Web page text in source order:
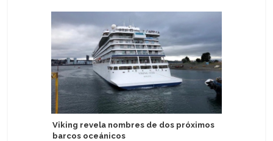
Viking revela nombres de dos próximos
barcos oceánicos